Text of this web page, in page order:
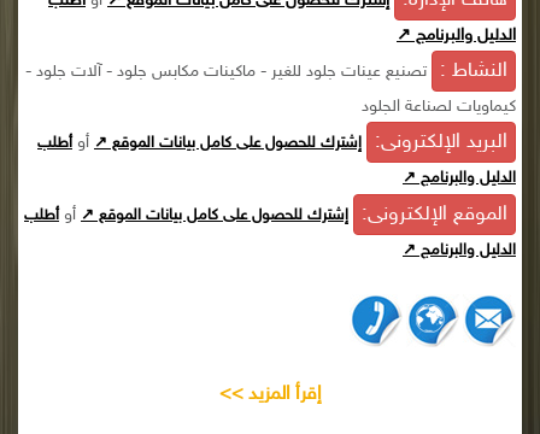
الدليل والبرنامج ↗
النشاط :
تصنيع عينات جلود للغير - ماكينات مكابس جلود - آلات جلود -
كيماويات لصناعة الجلود
البريد الإلكترونى: إشترك للحصول على كامل بيانات الموقع ↗ أوأطلب
الدليل والبرنامج ↗
الموقع الإلكترونى: إشترك للحصول على كامل بيانات الموقع ↗ أوأطلب
الدليل والبرنامج ↗
إقرأ المزيد >>